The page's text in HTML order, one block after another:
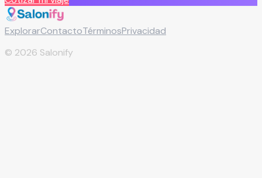
ExplorarContactoTérminosPrivacidad
© 2026 Salonify